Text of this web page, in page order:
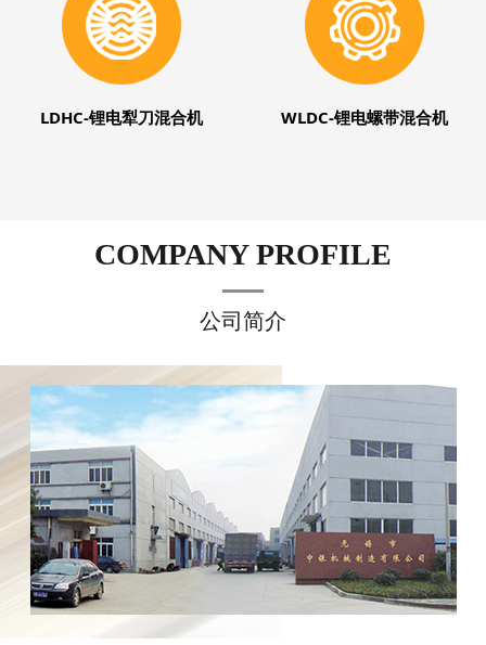
LDHC-锂电犁刀混合机 WLDC-锂电螺带混合机
COMPANY PROFILE
公司简介